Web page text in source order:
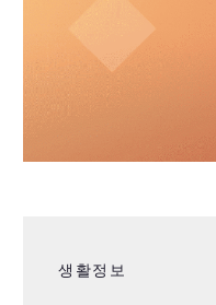
생활정보